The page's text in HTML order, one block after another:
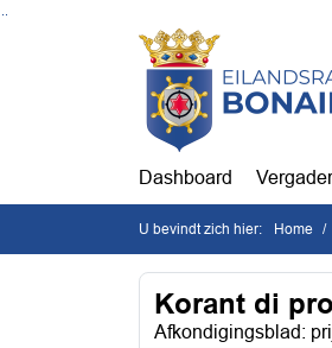
Ga naar de inhoud van deze pagina
Ga naar het zoeken
Dashboard
U bevindt zich hier: Home
Korant di
Afkondigingsblad: